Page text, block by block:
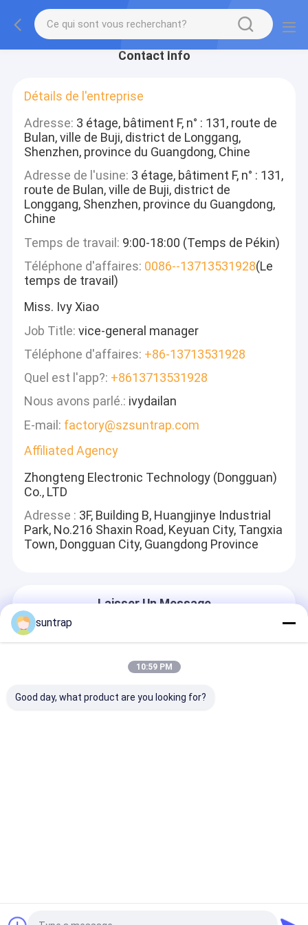
Contact Info
Détails de l'entreprise
Adresse: 3 étage, bâtiment F, n° : 131, route de
Bulan, ville de Buji, district de Longgang,
Shenzhen, province du Guangdong, Chine
Adresse de l'usine: 3 étage, bâtiment F, n° : 131,
route de Bulan, ville de Buji, district de
Longgang, Shenzhen, province du Guangdong,
Chine
Temps de travail: 9:00-18:00 (Temps de Pékin)
Téléphone d'affaires: 0086--13713531928(Le
temps de travail)
Miss. Ivy Xiao
Job Title: vice-general manager
Téléphone d'affaires: +86-13713531928
Quel est l'app?: +8613713531928
Nous avons parlé.: ivydailan
E-mail: factory@szsuntrap.com
Affiliated Agency
Zhongteng Electronic Technology (Dongguan)
Co., LTD
Adresse : 3F, Building B, Huangjinye Industrial
Park, No.216 Shaxin Road, Keyuan City, Tangxia
Town, Dongguan City, Guangdong Province
Laisser Un Message
Nous Vous Répondrons Rapidement
suntrap
10:59 PM
Good day, what product are you looking for?